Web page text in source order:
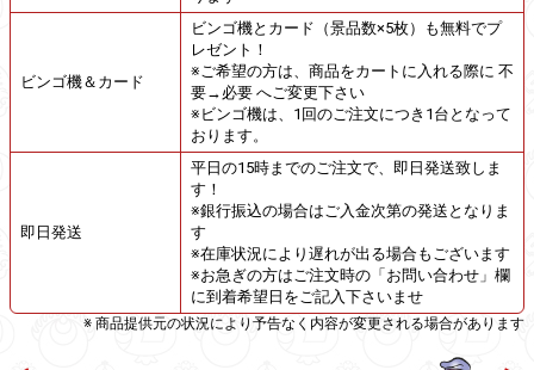
ビンゴ機＆カード
ビンゴ機とカード（景品数×5枚）も無料でプ
レゼント！
※ご希望の方は、商品をカートに入れる際に 不
要→必要 へご変更下さい
※ビンゴ機は、1回のご注文につき1台となって
おります。
即日発送
平日の15時までのご注文で、即日発送致しま
す！
※銀行振込の場合はご入金次第の発送となりま
す
※在庫状況により遅れが出る場合もございます
※お急ぎの方はご注文時の「お問い合わせ」欄
に到着希望日をご記入下さいませ
※ 商品提供元の状況により予告なく内容が変更される場合があります